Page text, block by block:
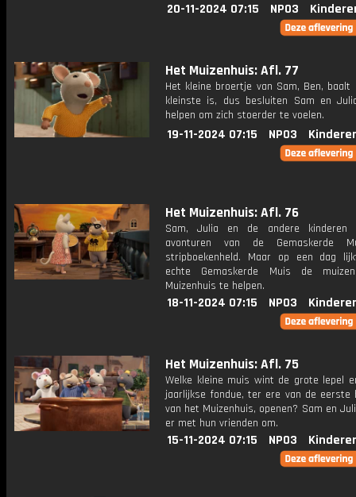
20-11-2024 07:15 NPO3
Het Muizenhuis: Afl. 77
Het kleine broertje van Sam, Ben,
kleinste is, dus besluiten Sam en
helpen om zich stoerder te voelen.
19-11-2024 07:15 NPO3
Het Muizenhuis: Afl. 76
Sam, Julia en de andere kinderen
avonturen van de Gemaskerde
stripboekenheld. Maar op een dag
echte Gemaskerde Muis de
Muizenhuis te helpen.
18-11-2024 07:15 NPO3
Het Muizenhuis: Afl. 75
Welke kleine muis wint de grote lepel
jaarlijkse fondue, ter ere van de eerste
van het Muizenhuis, openen? Sam en
er met hun vrienden om.
15-11-2024 07:15 NPO3